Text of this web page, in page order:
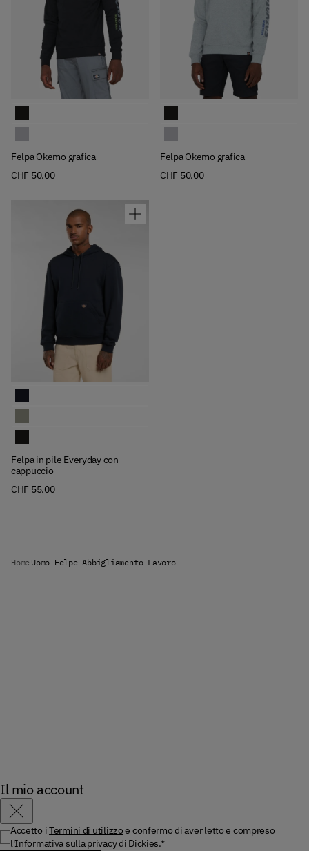
Available Colors
Felpa Okemo grafica
CHF 50.00
Available Colors
Felpa Okemo grafica
CHF 50.00
Available Colors
Felpa in pile Everyday con
cappuccio
CHF 55.00
Home Uomo Felpe Abbigliamento Lavoro
Il mio account
Chiudi
Accetto iTermini di utilizzoe confermo di aver letto e compreso
l'Informativa sulla privacydi Dickies.*